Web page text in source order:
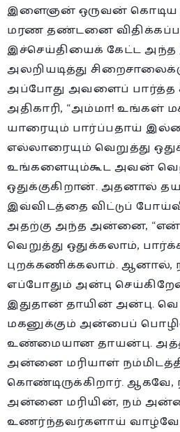
இளைஞன் ஒருவன் கொடிய
மரண தண்டனை
இச்செய்தியைக் கேட்ட
அலறியடித்து
அப்போது அவளைப் பார்த்த
அதிகாரி, “அம்மா! உங்கள்
யாரையும் பார்ப்பதாய்
எல்லாரையும் வெறுத்து
உங்களையும்கூட அவன்
ஒதுக்குகிறான். அதனால்
இவ்விடத்தை விட்டுப்
அதற்கு அந்த அன்னை,
வெறுத்து ஒதுக்கலாம்,
புறக்கணிக்கலாம்.
எப்போதும் அன்பு
இதுதான் தாயின் அன்பு.
மகனுக்கும் அன்பைப்
உண்மையான தாயன்பு.
அன்னை மரியாள்
கொண்டிருக்கிறார்.
அன்னை மரியின், நம்
உணர்ந்தவர்களாய்